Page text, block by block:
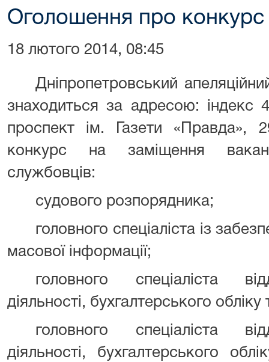
Оголошення про конкурс
18 лютого 2014, 08:45
Дніпропетровський
знаходиться за адресою: індекс
проспект ім. Газети «Правда»,
конкурс на заміщення
службовців:
судового розпорядника;
головного спеціаліста із
масової інформації;
головного спеціаліста
діяльності, бухгалтерського обліку
головного спеціаліста
діяльності, бухгалтерського